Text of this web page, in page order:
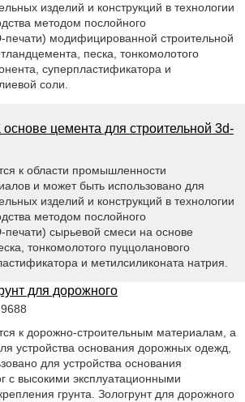
изделий и конструкций в технологии
методом послойного
печати) модифицированной строительной
песка, тонкомолотого
суперпластификатора и
соли.
цемента для строительной 3d-
к области промышленности
и может быть использовано для
изделий и конструкций в технологии
методом послойного
печати) сырьевой смеси на основе
тонкомолотого пуццоланового
и метилсиликоната натрия.
для дорожного
к дорожно-строительным материалам, а
устройства основания дорожных одежд,
для устройства основания
с высокими эксплуатационными
грунта. Зологрунт для дорожного